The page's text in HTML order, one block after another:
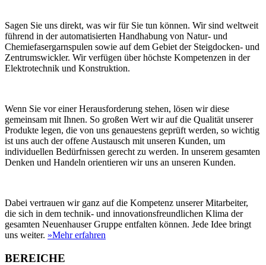
Sagen Sie uns direkt, was wir für Sie tun können. Wir sind weltweit
führend in der automatisierten Handhabung von Natur- und
Chemiefasergarnspulen sowie auf dem Gebiet der Steigdocken- und
Zentrumswickler. Wir verfügen über höchste Kompetenzen in der
Elektrotechnik und Konstruktion.
Wenn Sie vor einer Herausforderung stehen, lösen wir diese
gemeinsam mit Ihnen. So großen Wert wir auf die Qualität unserer
Produkte legen, die von uns genauestens geprüft werden, so wichtig
ist uns auch der offene Austausch mit unseren Kunden, um
individuellen Bedürfnissen gerecht zu werden. In unserem gesamten
Denken und Handeln orientieren wir uns an unseren Kunden.
Dabei vertrauen wir ganz auf die Kompetenz unserer Mitarbeiter,
die sich in dem technik- und innovationsfreundlichen Klima der
gesamten Neuenhauser Gruppe entfalten können. Jede Idee bringt
uns weiter. »Mehr erfahren
BEREICHE